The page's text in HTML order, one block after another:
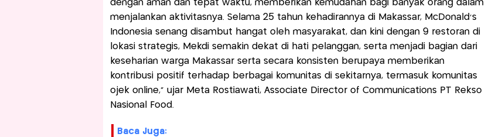
dengan aman dan tepat waktu, memberikan kemudahan bagi banyak orang dalam
menjalankan aktivitasnya. Selama 25 tahun kehadirannya di Makassar, McDonald’s
Indonesia senang disambut hangat oleh masyarakat, dan kini dengan 9 restoran di
lokasi strategis, Mekdi semakin dekat di hati pelanggan, serta menjadi bagian dari
keseharian warga Makassar serta secara konsisten berupaya memberikan
kontribusi positif terhadap berbagai komunitas di sekitarnya, termasuk komunitas
ojek online,” ujar Meta Rostiawati, Associate Director of Communications PT Rekso
Nasional Food.
Baca Juga: